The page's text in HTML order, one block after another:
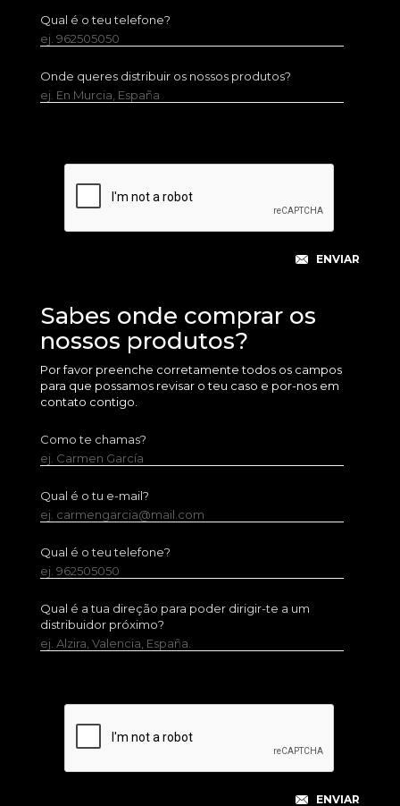
Qual é o teu telefone?
ej. 962505050
Onde queres distribuir os nossos produtos?
ej. En Murcia, España
Sabes onde comprar os
nossos produtos?
Por favor preenche corretamente todos os campos
para que possamos revisar o teu caso e por-nos em
contato contigo.
Como te chamas?
ej. Carmen García
Qual é o tu e-mail?
ej. carmengarcia@mail.com
Qual é o teu telefone?
ej. 962505050
Qual é a tua direção para poder dirigir-te a um
distribuidor próximo?
ej. Alzira, Valencia, España.